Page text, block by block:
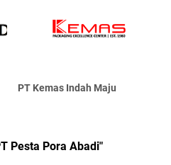
PT Kemas Indah Maju
Pesta Pora Abadi"